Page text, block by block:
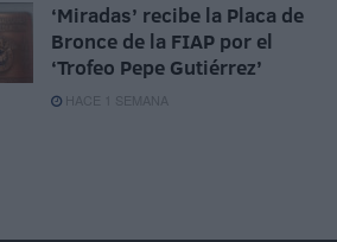
‘Miradas’ recibe la Placa de
Bronce de la FIAP por el
‘Trofeo Pepe Gutiérrez’
HACE 1 SEMANA